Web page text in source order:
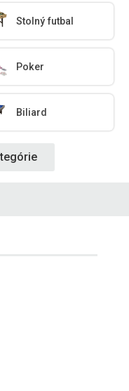
Stolný futbal
Poker
Biliard